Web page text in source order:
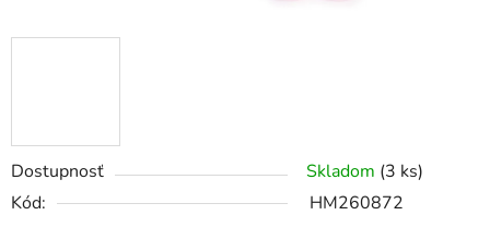
Dostupnosť Skladom (3 ks)
Kód:
HM260872